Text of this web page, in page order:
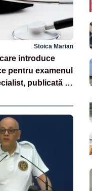
Stoica Marian
introduce
pentru examenul
publicată în